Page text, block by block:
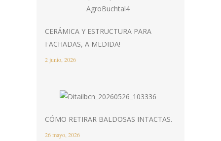
CERÁMICA Y ESTRUCTURA PARA
FACHADAS, A MEDIDA!
2 junio, 2026
CÓMO RETIRAR BALDOSAS INTACTAS.
26 mayo, 2026